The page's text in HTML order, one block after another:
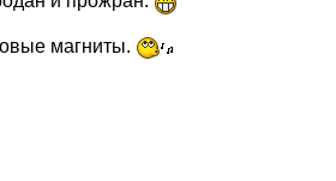
магниты.